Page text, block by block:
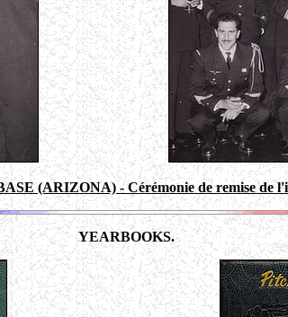
(ARIZONA) - Cérémonie de remise de
YEARBOOKS.